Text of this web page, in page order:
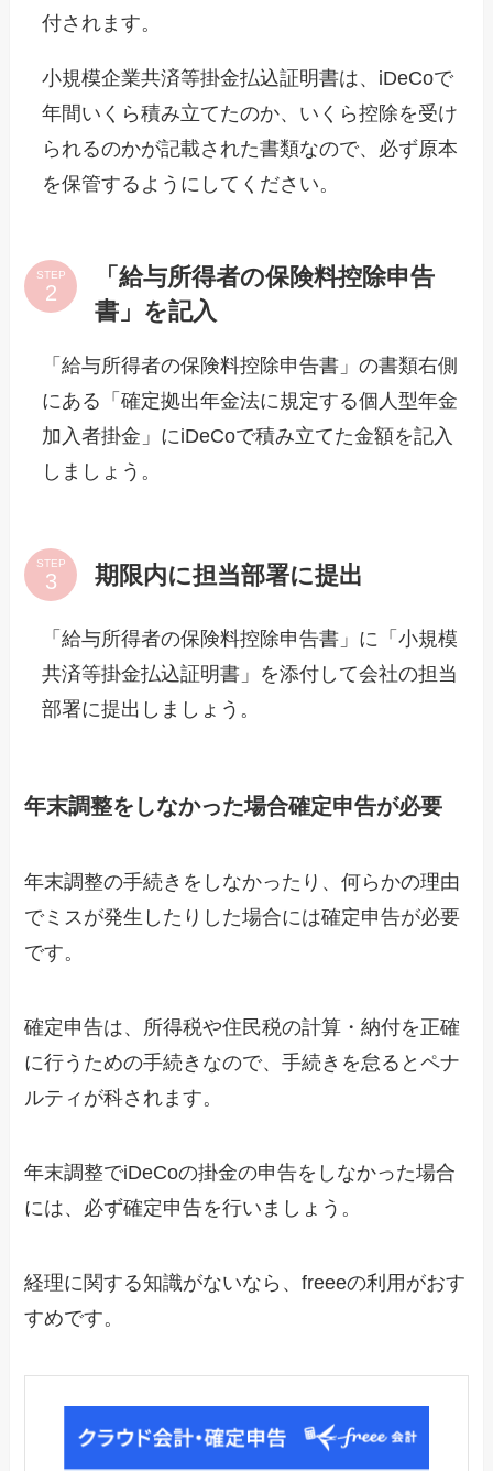
付されます。
小規模企業共済等掛金払込証明書は、iDeCoで
年間いくら積み立てたのか、いくら控除を受け
られるのかが記載された書類なので、必ず原本
を保管するようにしてください。
STEP
「給与所得者の保険料控除申告
書」を記入
「給与所得者の保険料控除申告書」の書類右側
にある「確定拠出年金法に規定する個人型年金
加入者掛金」にiDeCoで積み立てた金額を記入
しましょう。
STEP 期限内に担当部署に提出
「給与所得者の保険料控除申告書」に「小規模
共済等掛金払込証明書」を添付して会社の担当
部署に提出しましょう。
年末調整をしなかった場合確定申告が必要
年末調整の手続きをしなかったり、何らかの理由
でミスが発生したりした場合には確定申告が必要
です。
確定申告は、所得税や住民税の計算・納付を正確
に行うための手続きなので、手続きを怠るとペナ
ルティが科されます。
年末調整でiDeCoの掛金の申告をしなかった場合
には、必ず確定申告を行いましょう。
経理に関する知識がないなら、freeeの利用がおす
すめです。